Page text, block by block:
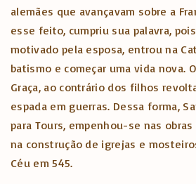
alemães que avançavam sobre a
esse feito, cumpriu sua palavra,
motivado pela esposa, entrou na
batismo e começar uma vida nova.
Graça, ao contrário dos filhos
espada em guerras. Dessa forma,
para Tours, empenhou-se nas
na construção de igrejas e
Céu em 545.